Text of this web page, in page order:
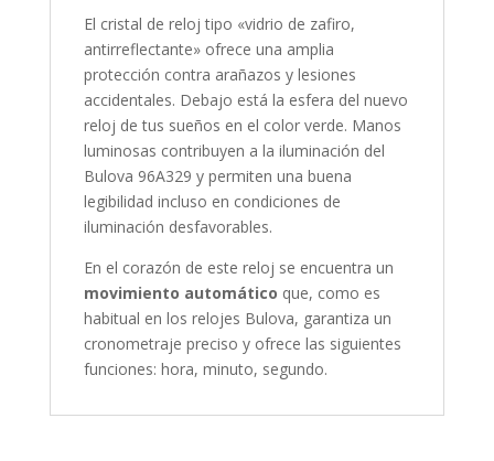
El cristal de reloj tipo «vidrio de zafiro,
antirreflectante» ofrece una amplia
protección contra arañazos y lesiones
accidentales. Debajo está la esfera del nuevo
reloj de tus sueños en el color verde. Manos
luminosas contribuyen a la iluminación del
Bulova 96A329 y permiten una buena
legibilidad incluso en condiciones de
iluminación desfavorables.
En el corazón de este reloj se encuentra un
movimiento automático que, como es
habitual en los relojes Bulova, garantiza un
cronometraje preciso y ofrece las siguientes
funciones: hora, minuto, segundo.